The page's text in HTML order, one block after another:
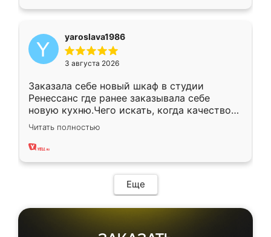
yaroslava1986
3 августа 2026
Заказала себе новый шкаф в студии
Ренессанс где ранее заказывала себе
новую кухню.Чего искать, когда качеством
вполне довольна. Служит кухня уже почти
два года, нареканий нет.
Читать полностью
Еще